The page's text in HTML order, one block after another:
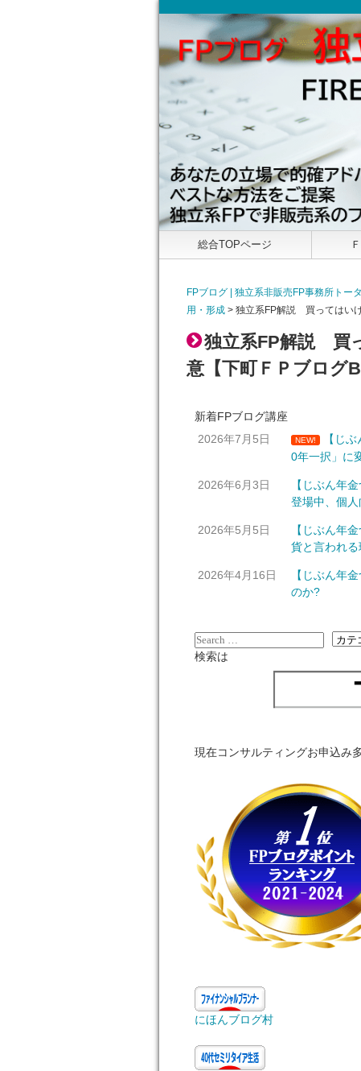
総合TOPページ
FPブログ | 独立系非販売FP事務所トー
用・形成 > 独立系FP解説 買ってはい
独立系FP解説 買
意【下町ＦＰブログ
新着FPブログ講座
2026年7月5日
NEW! 【じぶ
0年一択」に
2026年6月3日
【じぶん年
登場中、個人
2026年5月5日
【じぶん年
貨と言われる
2026年4月16日
【じぶん年
のか?
検索は
現在コンサルティングお申込み
にほんブログ村